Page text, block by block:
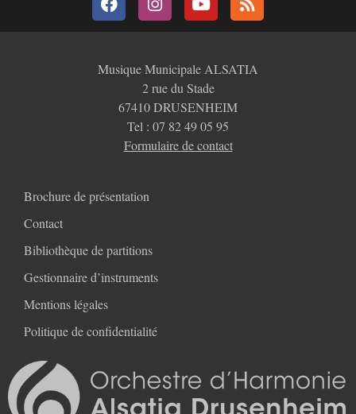
Musique Municipale ALSATIA
2 rue du Stade
67410 DRUSENHEIM
Tel : 07 82 49 05 95
Formulaire de contact
Brochure de présentation
Contact
Bibliothèque de partitions
Gestionnaire d’instruments
Mentions légales
Politique de confidentialité